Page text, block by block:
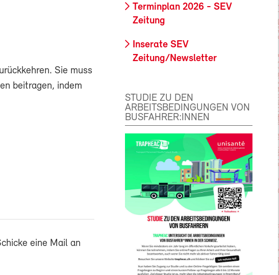
Sie muss
beitragen, indem
eine Mail an
Terminplan 2026 - SEV
Zeitung
Inserate SEV
Zeitung/Newsletter
STUDIE ZU DEN
ARBEITSBEDINGUNGEN VON
BUSFAHRER:INNEN